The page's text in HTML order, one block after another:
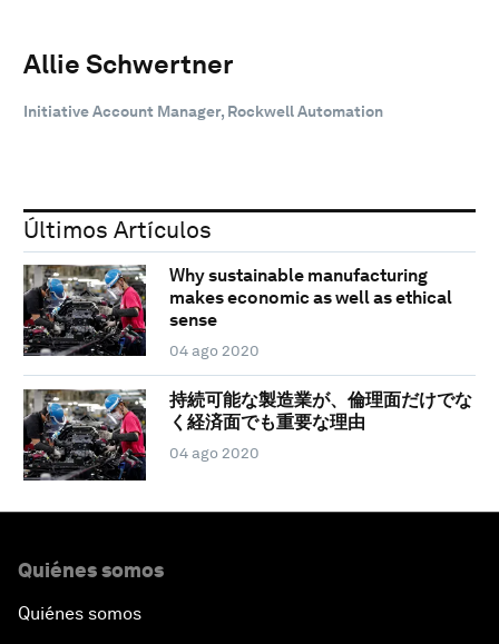
Allie Schwertner
Initiative Account Manager, Rockwell Automation
Últimos Artículos
Why sustainable manufacturing
makes economic as well as ethical
sense
04 ago 2020
持続可能な製造業が、倫理面だけでな
く経済面でも重要な理由
04 ago 2020
Quiénes somos
Quiénes somos